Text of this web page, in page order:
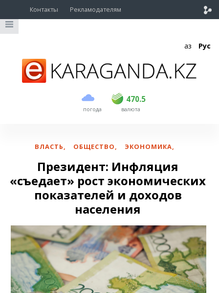
Контакты Рекламодателям
Қаз Рус
погода
470.5
USD 468.5 470.5
EUR валюта
ВЛАСТЬ, ОБЩЕСТВО, ЭКОНОМИКА,
Президент: Инфляция
«съедает» рост экономических
показателей и доходов
населения